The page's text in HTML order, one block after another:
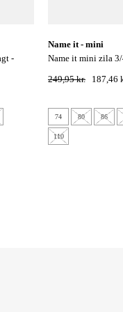
name it - mini
name it mini zila 3/4 uv badedragt-
249,95 kr. 187,46
74 80 86
110